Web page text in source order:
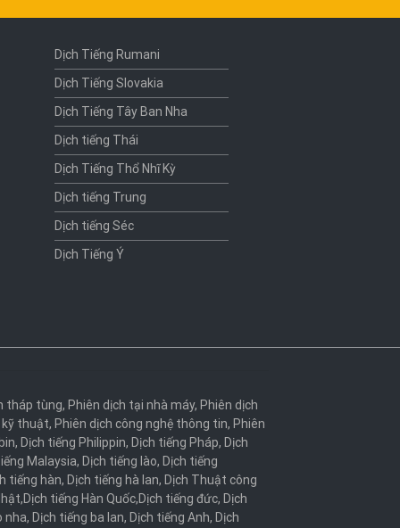
Dịch Tiếng Rumani
Dịch Tiếng Slovakia
Dịch Tiếng Tây Ban Nha
Dịch tiếng Thái
Dịch Tiếng Thổ Nhĩ Kỳ
Dịch tiếng Trung
Dịch tiếng Séc
Dịch Tiếng Ý
tháp tùng, Phiên dịch tại nhà máy, Phiên dịch
kỹ thuật, Phiên dịch công nghệ thông tin, Phiên
, Dịch tiếng Philippin, Dịch tiếng Pháp, Dịch
Malaysia, Dịch tiếng lào, Dịch tiếng
tiếng hàn, Dịch tiếng hà lan, Dịch Thuật công
,Dịch tiếng Hàn Quốc,Dịch tiếng đức, Dịch
nha, Dịch tiếng ba lan, Dịch tiếng Anh, Dịch